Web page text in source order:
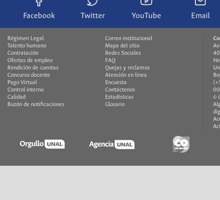
Facebook Twitter YouTube Email
Régimen Legal
Talento humano
Contratación
Ofertas de empleo
Rendición de cuentas
Concurso docente
Pago Virtual
Control interno
Calidad
Buzón de notificaciones
Correo institucional
Mapa del sitio
Redes Sociales
FAQ
Quejas y reclamos
Atención en línea
Encuesta
Contáctenos
Estadísticas
Glosario
©